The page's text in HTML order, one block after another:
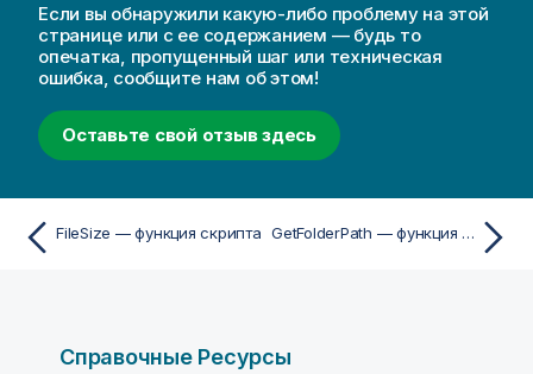
Если вы обнаружили какую-либо проблему на этой
странице или с ее содержанием — будь то
опечатка, пропущенный шаг или техническая
ошибка, сообщите нам об этом!
Оставьте свой отзыв здесь
FileSize — функция скрипта GetFolderPath — функция скрипта
Справочные Ресурсы